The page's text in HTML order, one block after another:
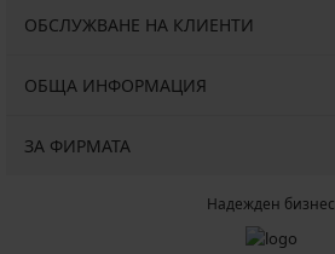
ОБСЛУЖВАНЕ НА КЛИЕНТИ
ОБЩА ИНФОРМАЦИЯ
ЗА ФИРМАТА
Надежден бизнес